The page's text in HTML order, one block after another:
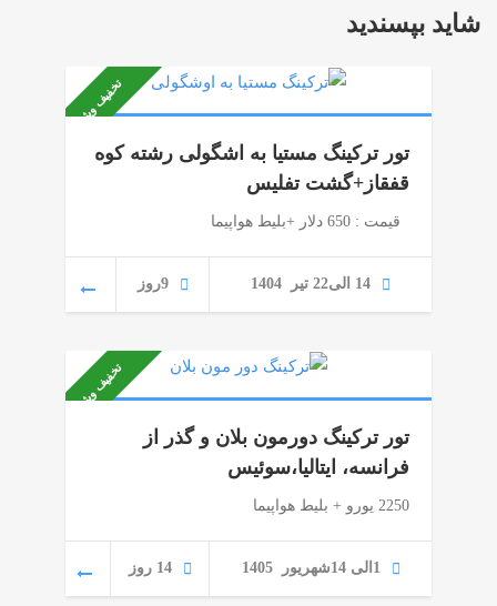
شاید بپسندید
تخفیف ویژه
تور ترکینگ مستیا به اشگولی رشته کوه
قفقاز+گشت تفلیس
قیمت : 650 دلار +بلیط هواپیما
14 الی22 تیر 1404 9روز
تخفیف ویژه
تور ترکینگ دورمون بلان و گذر از
فرانسه، ایتالیا،سوئیس
2250 یورو + بلیط هواپیما
1الی 14شهریور 1405 14 روز